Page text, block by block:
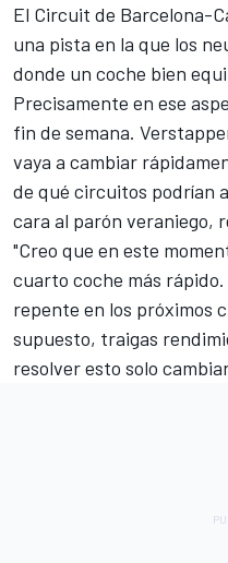
El Circuit de Barcelona-
una pista en la que los
donde un coche bien
Precisamente en ese
fin de semana.
vaya a cambiar
de qué circuitos podrían
cara al parón veraniego,
"Creo que en este
cuarto coche más
repente en los próximos
supuesto, traigas
resolver esto solo